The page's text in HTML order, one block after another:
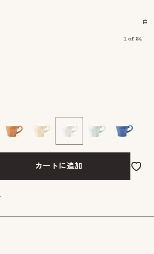
白
1of 24
カートに追加